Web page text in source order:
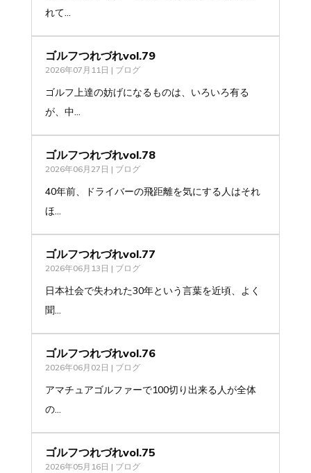
れて...
ゴルフつれづれvol.79
2026年07月11日 | ブログ
ゴルフ上達の妨げになるものは、いろいろ有る
が、中...
ゴルフつれづれvol.78
2026年06月27日 | ブログ
40年前、ドライバーの飛距離を気にする人はそれ
ほ...
ゴルフつれづれvol.77
2026年06月13日 | ブログ
日本社会で失われた30年という言葉を近頃、よく
聞...
ゴルフつれづれvol.76
2026年06月02日 | ブログ
アマチュアゴルファーで100切り出来る人が全体
の...
ゴルフつれづれvol.75
2026年05月16日 | ブログ